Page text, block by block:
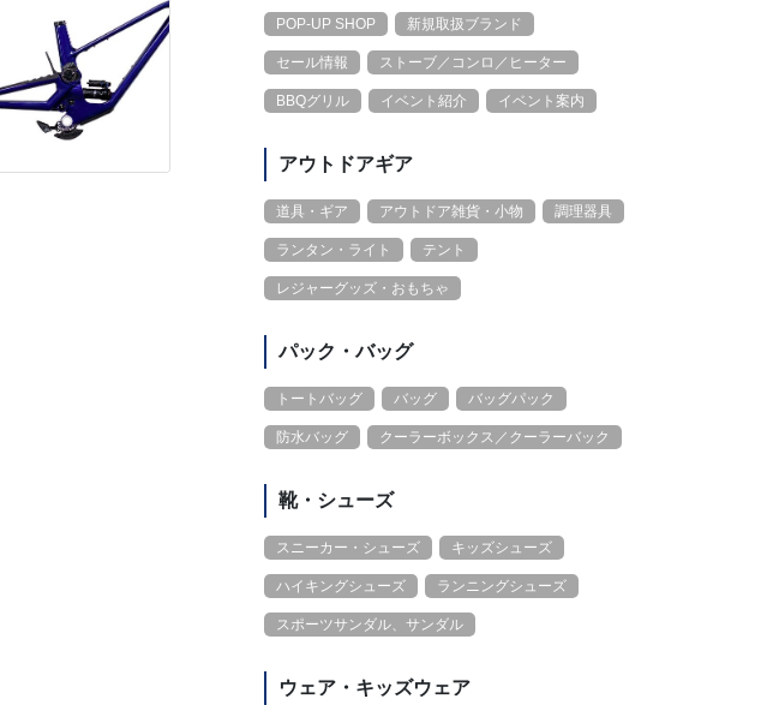
POP-UP SHOP 新規取扱ブランド
セール情報 ストーブ／コンロ／ヒーター
BBQグリル イベント紹介 イベント案内
アウトドアギア
道具・ギア アウトドア雑貨・小物 調理器具
ランタン・ライト テント
レジャーグッズ・おもちゃ
パック・バッグ
トートバッグ バッグ バッグパック
防水バッグ クーラーボックス／クーラーバック
靴・シューズ
スニーカー・シューズ キッズシューズ
ハイキングシューズ ランニングシューズ
スポーツサンダル、サンダル
ウェア・キッズウェア